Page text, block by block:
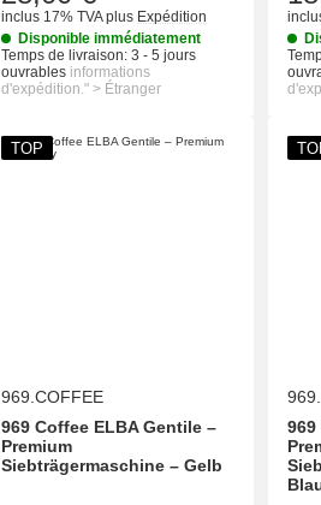
inclus 17% TVAplus Expédition
Disponible immédiatement
Temps de livraison: 3 - 5 jours
ouvrables informations
d'expédition." > Étranger
TOP
969.COFFEE
969 Coffee ELBA Gentile –
Premium
Siebträgermaschine – Gelb
969